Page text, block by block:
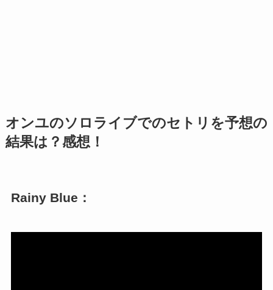
オンユのソロライブでのセトリを予想の
結果は？感想！
Rainy Blue：